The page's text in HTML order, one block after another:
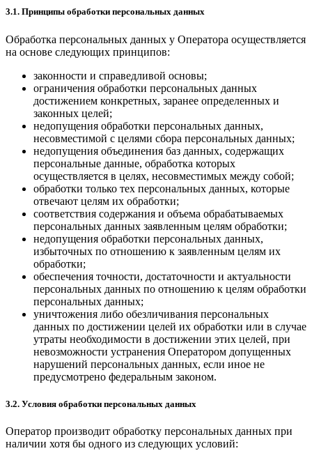
3.1. Принципы обработки персональных данных
Обработка персональных данных у Оператора осуществляется
на основе следующих принципов:
законности и справедливой основы;
ограничения обработки персональных данных
достижением конкретных, заранее определенных и
законных целей;
недопущения обработки персональных данных,
несовместимой с целями сбора персональных данных;
недопущения объединения баз данных, содержащих
персональные данные, обработка которых
осуществляется в целях, несовместимых между собой;
обработки только тех персональных данных, которые
отвечают целям их обработки;
соответствия содержания и объема обрабатываемых
персональных данных заявленным целям обработки;
недопущения обработки персональных данных,
избыточных по отношению к заявленным целям их
обработки;
обеспечения точности, достаточности и актуальности
персональных данных по отношению к целям обработки
персональных данных;
уничтожения либо обезличивания персональных
данных по достижении целей их обработки или в случае
утраты необходимости в достижении этих целей, при
невозможности устранения Оператором допущенных
нарушений персональных данных, если иное не
предусмотрено федеральным законом.
3.2. Условия обработки персональных данных
Оператор производит обработку персональных данных при
наличии хотя бы одного из следующих условий: